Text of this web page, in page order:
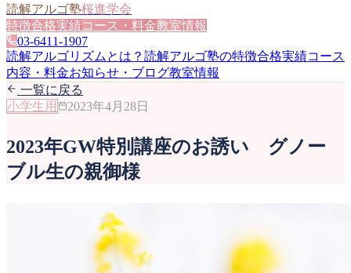
読解アルゴ塾桜進学会
特徴合格実績コース・料金教室情報
03-6411-1907
読解アルゴリズムとは？ 読解アルゴ塾の特徴合格実績コース
内容・料金お知らせ・ブログ教室情報
一覧に戻る
小学生用
2023年4月28日
2023年GW特別講座のお誘い グノー
ブル生の親御様